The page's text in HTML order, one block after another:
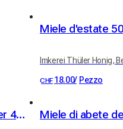
Miele d'estate
Imkerei Thüler Honig,
CHF 18.00/ Pezzo
Acquavite di mele cotogne Kübler 41% vol. 50cl Miele di abete